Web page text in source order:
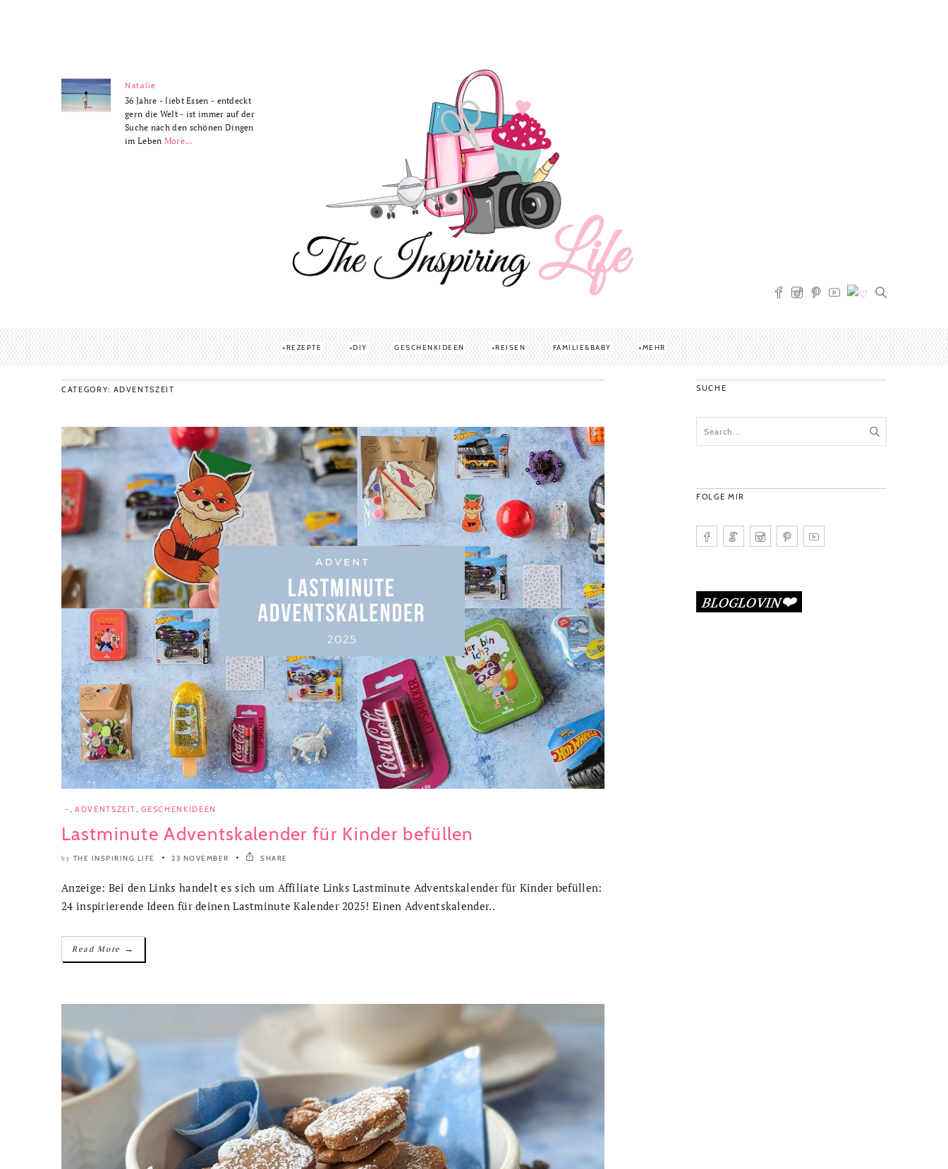
Natalie
36 Jahre - liebt Essen - entdeckt
gern die Welt - ist immer auf der
Suche nach den schönen Dingen
im Leben More...
REZEPTE DIY GESCHENKIDEEN REISEN FAMILIE&BABY MEHR
CATEGORY: ADVENTSZEIT
- ADVENTSZEIT ,GESCHENKIDEEN
Lastminute Adventskalender für Kinder befüllen
by THE INSPIRING LIFE 23 NOVEMBER SHARE
Anzeige: Bei den Links handelt es sich um Affiliate Links Lastminute Adventskalender für Kinder befüllen:
24 inspirierende Ideen für deinen Lastminute Kalender 2025! Einen Adventskalender..
Read More →
SUCHE
FOLGE MIR